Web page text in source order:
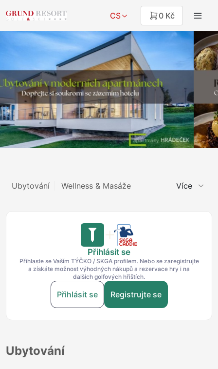
CS 0 Kč
Ubytování Wellness & Masáže Více
Přihlásit se
Přihlaste se Vaším TÝČKO / SKGA profilem. Nebo se zaregistrujte
a získáte možnost výhodných nákupů a rezervace hry i na
dalších golfových hřištích.
Přihlásit se Registrujte se
Ubytování